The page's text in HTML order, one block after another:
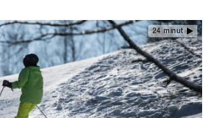
24 minut